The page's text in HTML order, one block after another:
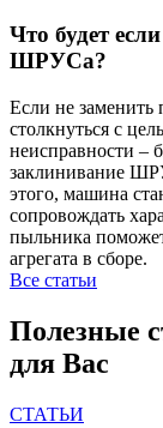
Что будет
ШРУСа?
Если не
столкнуться с
неисправности –
заклинивание
этого, машина
сопровождать
пыльника
агрегата в сборе.
Все статьи
Полезные
для Вас
СТАТЬИ